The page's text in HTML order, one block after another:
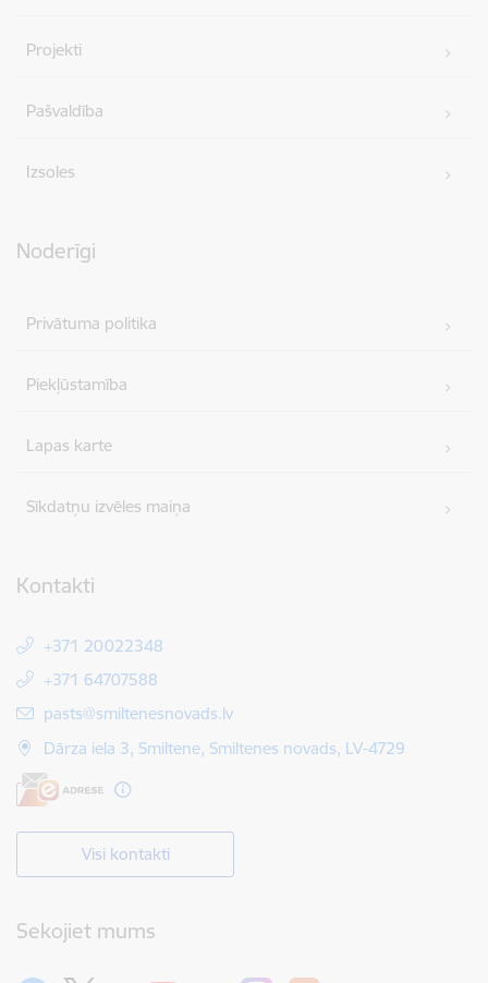
Projekti
Pašvaldība
Izsoles
Noderīgi
Privātuma politika
Piekļūstamība
Lapas karte
Sīkdatņu izvēles maiņa
Kontakti
+371 20022348
+371 64707588
E-pasts:
pasts@smiltenesnovads.lv
Dārza iela 3, Smiltene, Smiltenes novads, LV-4729
Visi kontakti
Sekojiet mums